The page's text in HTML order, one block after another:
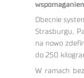
Obecnie
Strasburgu,
na nowo
do 250
W ramach